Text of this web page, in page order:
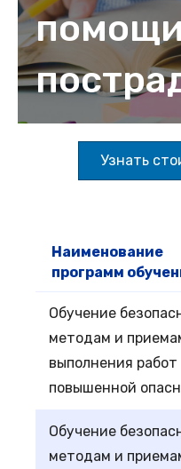
Узнать
Наименование
программ
Обучение
методам и
выполнения работ
повышенной
Обучение
методам и